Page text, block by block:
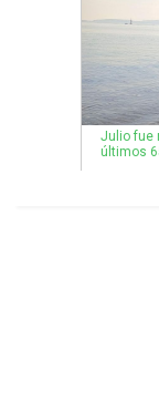
Julio fue
últimos